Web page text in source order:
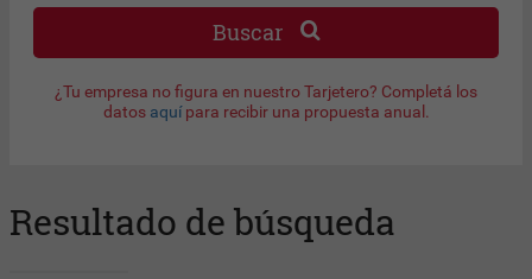
Buscar
¿Tu empresa no figura en nuestro Tarjetero? Completá los
datos aquípara recibir una propuesta anual.
Resultado de búsqueda